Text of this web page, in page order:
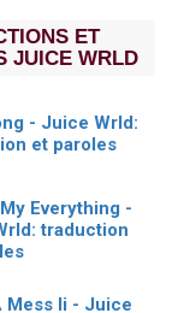
ET
JUICE WRLD
- Juice Wrld:
et paroles
Everything -
traduction
Mess Ii - Juice